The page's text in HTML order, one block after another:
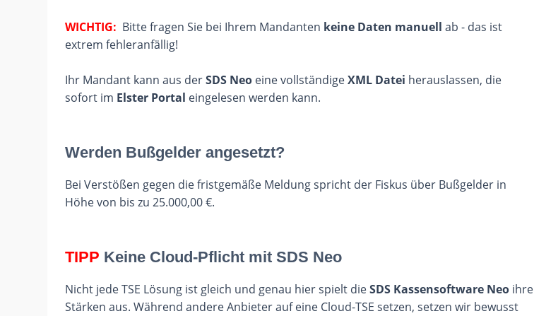
WICHTIG: Bitte fragen Sie bei Ihrem Mandanten keine Daten manuell ab - das ist
extrem fehleranfällig!
Ihr Mandant kann aus derSDS Neo eine vollständigeXML Datei herauslassen, die
sofort im Elster Portal eingelesen werden kann.
Werden Bußgelder angesetzt?
Bei Verstößen gegen die fristgemäße Meldung spricht der Fiskus über Bußgelder in
Höhe von bis zu 25.000,00 €.
TIPP Keine Cloud-Pflicht mit SDS Neo
Nicht jede TSE Lösung ist gleich und genau hier spielt dieSDS Kassensoftware Neo ihre
Stärken aus. Während andere Anbieter auf eine Cloud-TSE setzen, setzen wir bewusst